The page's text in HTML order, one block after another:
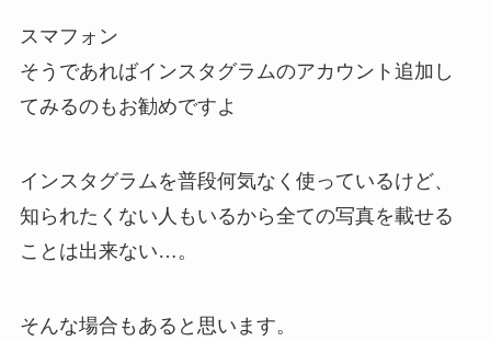
スマフォン
そうであればインスタグラムのアカウント追加し
てみるのもお勧めですよ
インスタグラムを普段何気なく使っているけど、
知られたくない人もいるから全ての写真を載せる
ことは出来ない…。
そんな場合もあると思います。